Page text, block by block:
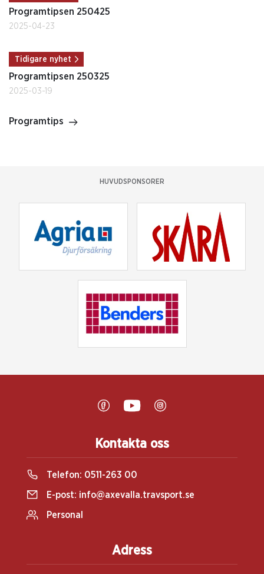
Programtipsen 250425
2025-04-23
Tidigare nyhet
Programtipsen 250325
2025-03-19
Programtips
HUVUDSPONSORER
Kontakta oss
Telefon: 0511-263 00
E-post: info@axevalla.travsport.se
Personal
Adress